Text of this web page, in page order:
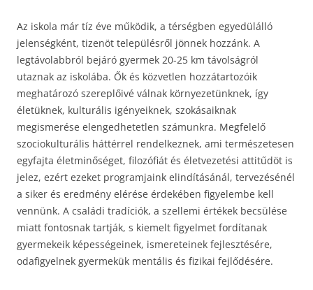
Az iskola már tíz éve működik, a térségben egyedülálló
jelenségként, tizenöt településről jönnek hozzánk. A
legtávolabbról bejáró gyermek 20-25 km távolságról
utaznak az iskolába. Ők és közvetlen hozzátartozóik
meghatározó szereplőivé válnak környezetünknek, így
életüknek, kulturális igényeiknek, szokásaiknak
megismerése elengedhetetlen számunkra. Megfelelő
szociokulturális háttérrel rendelkeznek, ami természetesen
egyfajta életminőséget, filozófiát és életvezetési attitűdöt is
jelez, ezért ezeket programjaink elindításánál, tervezésénél
a siker és eredmény elérése érdekében figyelembe kell
vennünk. A családi tradíciók, a szellemi értékek becsülése
miatt fontosnak tartják, s kiemelt figyelmet fordítanak
gyermekeik képességeinek, ismereteinek fejlesztésére,
odafigyelnek gyermekük mentális és fizikai fejlődésére.